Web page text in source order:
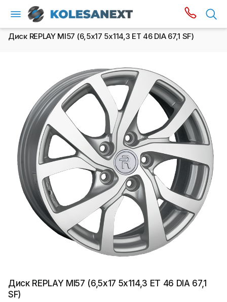
Диск REPLAY MI57 (6,5х17 5x114,3 ET 46 DIA 67,1 SF)
Диск REPLAY MI57 (6,5х17 5x114,3 ET 46 DIA 67,1
SF)